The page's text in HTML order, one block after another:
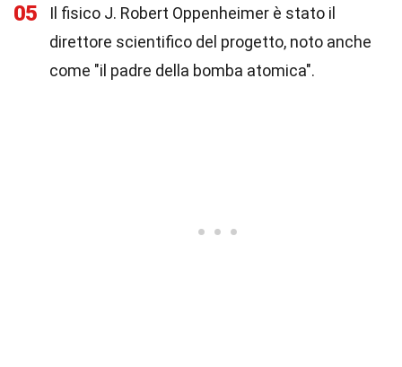
05
Il fisico J. Robert Oppenheimer è stato il
direttore scientifico del progetto, noto anche
come "il padre della bomba atomica".